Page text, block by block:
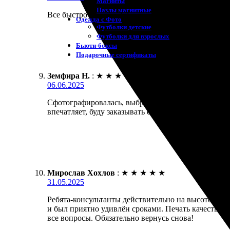
Пазлы магнитные
Одежда с Фото
Футболки детские
Футболки для взрослых
Бьюти-боксы
Подарочные сертификаты
Все быстро и просто! Заказал открытки, и они
Земфира Н. : ★ ★ ★ ★
06.06.2025
Сфотографировалась, выбрала макет открытки.
впечатляет, буду заказывать снова!
Мирослав Хохлов : ★ ★ ★ ★ ★
31.05.2025
Ребята-консультанты действительно на высоте!
и был приятно удивлён сроками. Печать
все вопросы. Обязательно вернусь снова!